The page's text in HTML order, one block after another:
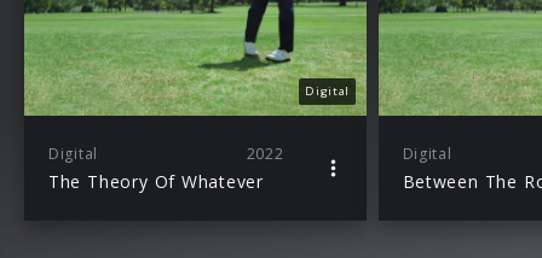
Digital
Digital 2022
The Theory Of Whatever
Digital
Between The